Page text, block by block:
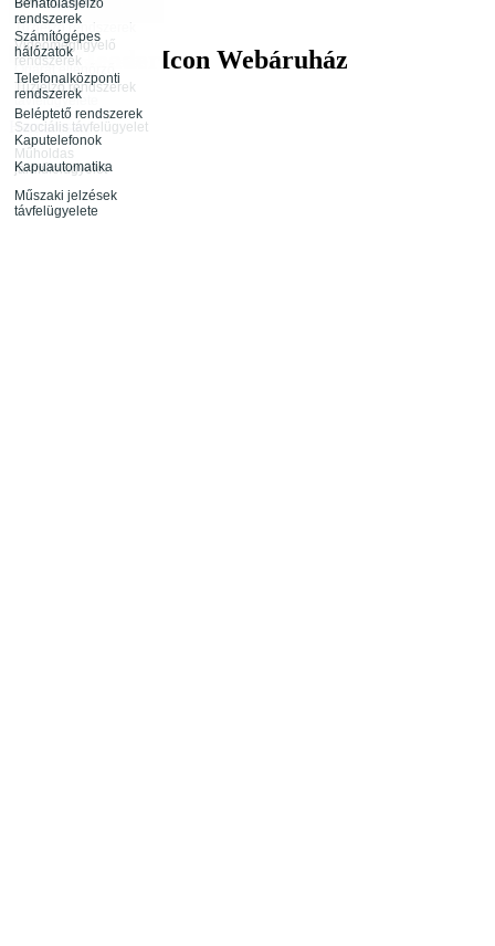
Rendészeti
tevékenység
Rendezvénybiztosítás
Tűzjelző rendszerek
távfelügyelete
Őrjárat ellenőrző
rendszerek
távfelügyelete
Szociális távfelügyelet
Műholdas
járműfelügyelet
Műszaki jelzések
távfelügyelete
Behatolásjelző
rendszerek
Videómegfigyelő
rendszerek
Tűzjelző rendszerek
Beléptető rendszerek
Kaputelefonok
Kapuautomatika
Infokommunikáció
Számítógépes
hálózatok
Telefonalközponti
rendszerek
Webáruház
Hamarosan